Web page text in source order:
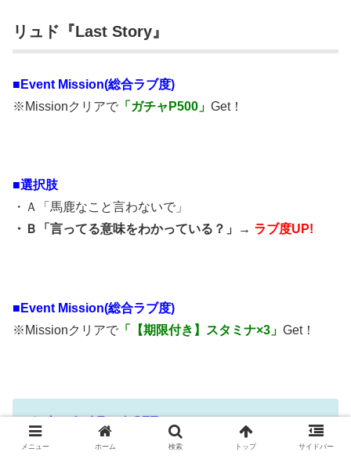
リュド『Last Story』
■ Event Mission(総合ラブ度)
※Missionクリアで 「ガチャP500」 Get！
■選択肢
・Ａ「馬鹿なこと言わないで」
・Ｂ「言ってる意味をわかっている？」→ ラブ度UP!
■ Event Mission(総合ラブ度)
※Missionクリアで 「【期限付き】スタミナ×3」 Get！
■レター＆イラストGET
・レター「約束」
メニュー ホーム 検索 トップ サイドバー